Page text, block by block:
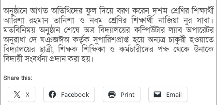
অনুষ্ঠানে আগত অতিথিদের ফুল দিয়ে বরণ করেন দশম শ্রেণির শিক্ষার্থী
আরিশা রহমান তানিশা ও নবম শ্রেণির শিক্ষার্থী নাজিয়া নুর সাবা।
মতবিনিময় অনুষ্ঠান শেষে অত্র বিদ্যালয়ের কম্পিউটার ল্যাব অপারেটর
অনুরাধা দে ঘঞজঈঅ কর্তৃক সুপারিশপ্রাপ্ত হয়ে অন্যত্র চাকুরী হওয়াতে
বিদ্যালয়ের ছাত্রী, শিক্ষক শিক্ষিকা ও কর্মচারীদের পক্ষ থেকে উনাকে
বিদায়ী সংবর্ধনা প্রদান করা হয়।
Share this:
X Facebook Print Email